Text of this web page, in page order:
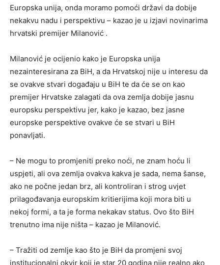
Europska unija, onda moramo pomoći državi da dobije
nekakvu nadu i perspektivu – kazao je u izjavi novinarima
hrvatski premijer Milanović .
Milanović je ocijenio kako je Europska unija
nezainteresirana za BiH, a da Hrvatskoj nije u interesu da
se ovakve stvari događaju u BiH te da će se on kao
premijer Hrvatske zalagati da ova zemlja dobije jasnu
europsku perspektivu jer, kako je kazao, bez jasne
europske perspektive ovakve će se stvari u BiH
ponavljati.
– Ne mogu to promjeniti preko noći, ne znam hoću li
uspjeti, ali ova zemlja ovakva kakva je sada, nema šanse,
ako ne počne jedan brz, ali kontroliran i strog uvjet
prilagođavanja europskim kritierijima koji mora biti u
nekoj formi, a ta je forma nekakav status. Ovo što BiH
trenutno ima nije ništa – kazao je Milanović.
– Tražiti od zemlje kao što je BiH da promjeni svoj
institucionalni okvir koji je star 20 godina nije realno ako